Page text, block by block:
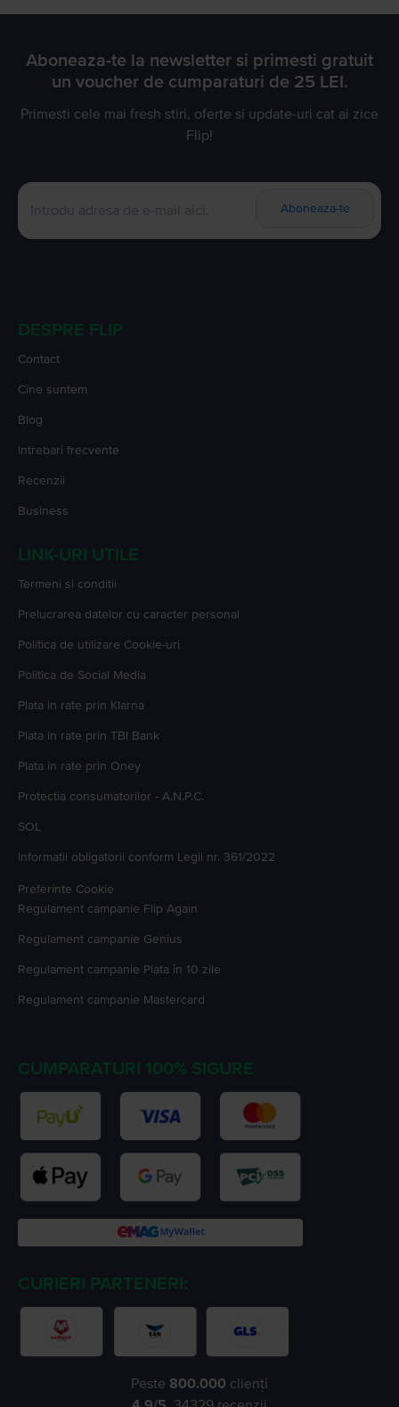
Aboneaza-te la newsletter si primesti gratuit
un voucher de cumparaturi de 25 LEI.
Primesti cele mai fresh stiri, oferte si update-uri cat ai zice
Flip!
Aboneaza-te
DESPRE FLIP
Contact
Cine suntem
Blog
Intrebari frecvente
Recenzii
Business
LINK-URI UTILE
Termeni si conditii
Prelucrarea datelor cu caracter personal
Politica de utilizare Cookie-uri
Politica de Social Media
Plata in rate prin Klarna
Plata in rate prin TBI Bank
Plata in rate prin Oney
Protectia consumatorilor - A.N.P.C.
SOL
Informatii obligatorii conform Legii nr. 361/2022
Preferinte Cookie
Regulament campanie Flip Again
Regulament campanie Genius
Regulament campanie Plata în 10 zile
Regulament campanie Mastercard
CUMPARATURI 100% SIGURE
CURIERI PARTENERI:
Peste 800.000 clienți